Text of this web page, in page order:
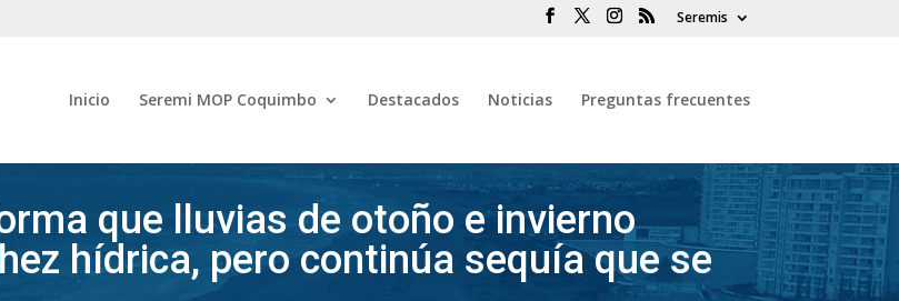
Seremis
Inicio Seremi MOP Coquimbo Destacados Noticias Preguntas frecuentes
que lluvias de otoño e invierno
hídrica, pero continúa sequía que se